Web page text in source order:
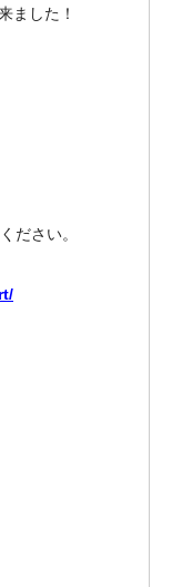
ました！
ださい。